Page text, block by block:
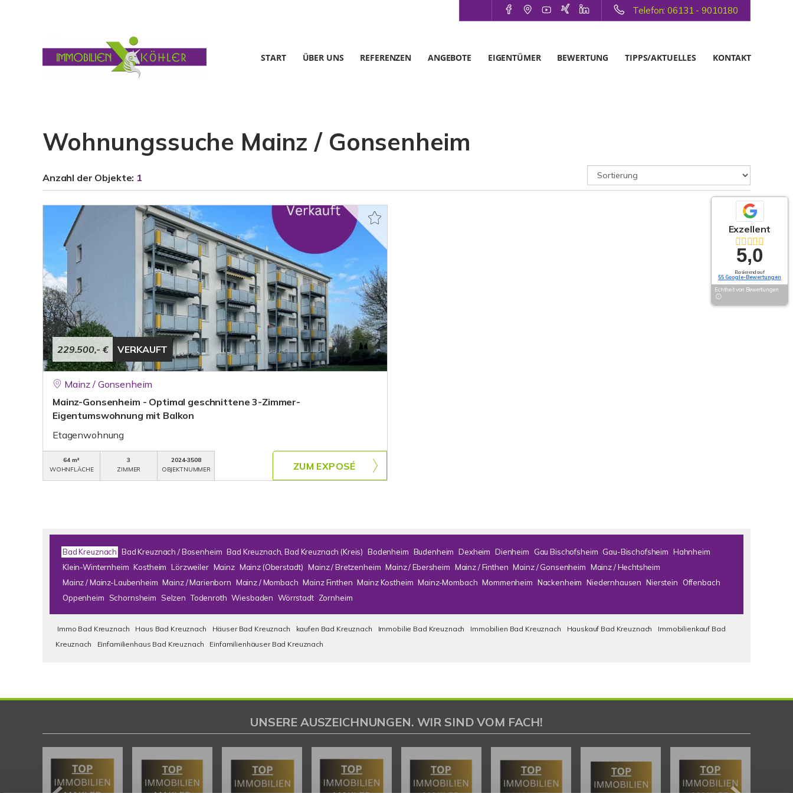
Telefon: 06131 - 9010180
START ÜBER UNS REFERENZEN ANGEBOTE EIGENTÜMER BEWERTUNG TIPPS/AKTUELLES KONTAKT
Wohnungssuche Mainz / Gonsenheim
Anzahl der Objekte: 1
229.500,- € VERKAUFT
Mainz / Gonsenheim
Mainz-Gonsenheim - Optimal geschnittene 3-Zimmer-
Eigentumswohnung mit Balkon
Etagenwohnung
64 m²
WOHNFLÄCHE
3
ZIMMER
2024-3508
OBJEKTNUMMER
ZUM EXPOSÉ
Bad Kreuznach Bad Kreuznach / Bosenheim Bad Kreuznach, Bad Kreuznach (Kreis) Bodenheim Budenheim Dexheim Dienheim Gau Bischofsheim Gau-Bischofsheim Hahnheim
Klein-Winternheim Kostheim Lörzweiler Mainz Mainz (Oberstadt) Mainz / Bretzenheim Mainz / Ebersheim Mainz / Finthen Mainz / Gonsenheim Mainz / Hechtsheim
Mainz / Mainz-Laubenheim Mainz / Marienborn Mainz / Mombach Mainz Finthen Mainz Kostheim Mainz-Mombach Mommenheim Nackenheim Niedernhausen Nierstein
Offenbach
Oppenheim
Schornsheim Selzen Todenroth Wiesbaden Wörrstadt Zornheim
Immo Bad Kreuznach Haus Bad Kreuznach Häuser Bad Kreuznach kaufen Bad Kreuznach Immobilie Bad Kreuznach Immobilien Bad Kreuznach Hauskauf Bad Kreuznach
Immobilienkauf Bad
Kreuznach
Einfamilienhaus Bad Kreuznach Einfamilienhäuser Bad Kreuznach
Exzellent
5,0
Basierend auf
55 Google-Bewertungen
Echtheit von Bewertungen
UNSERE AUSZEICHNUNGEN. WIR SIND VOM FACH!